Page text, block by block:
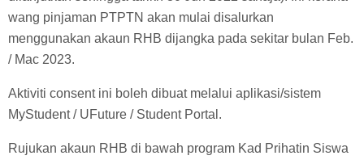
wang pinjaman PTPTN akan mulai disalurkan
menggunakan akaun RHB dijangka pada sekitar bulan Feb.
/ Mac 2023.
Aktiviti consent ini boleh dibuat melalui aplikasi/sistem
MyStudent / UFuture / Student Portal.
Rujukan akaun RHB di bawah program Kad Prihatin Siswa